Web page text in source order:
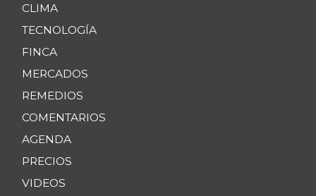
CLIMA
TECNOLOGÍA
FINCA
MERCADOS
REMEDIOS
COMENTARIOS
AGENDA
PRECIOS
VIDEOS